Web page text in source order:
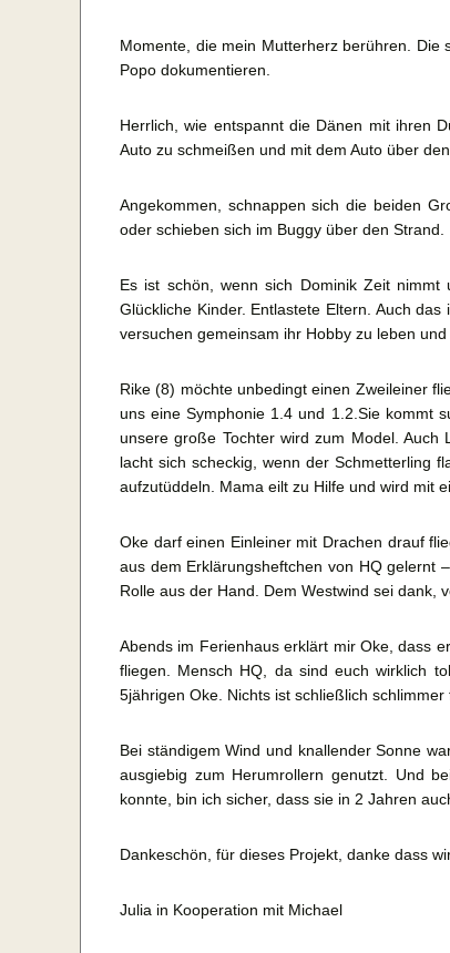
Momente, die mein Mutterherz berühren.
Popo dokumentieren.
Herrlich, wie entspannt die Dänen mit ihren
Auto zu schmeißen und mit dem Auto über
Angekommen, schnappen sich die beiden
oder schieben sich im Buggy über den Strand.
Es ist schön, wenn sich Dominik Zeit
Glückliche Kinder. Entlastete Eltern. Auch
versuchen gemeinsam ihr Hobby zu leben
Rike (8) möchte unbedingt einen Zweileiner
uns eine Symphonie 1.4 und 1.2.Sie kommt
unsere große Tochter wird zum Model.
lacht sich scheckig, wenn der Schmetterling
aufzutüddeln. Mama eilt zu Hilfe und wird mit
Oke darf einen Einleiner mit Drachen drauf
aus dem Erklärungsheftchen von HQ gelernt
Rolle aus der Hand. Dem Westwind sei dank,
Abends im Ferienhaus erklärt mir Oke, dass
fliegen. Mensch HQ, da sind euch wirklich
5jährigen Oke. Nichts ist schließlich
Bei ständigem Wind und knallender Sonne
ausgiebig zum Herumrollern genutzt. Und
konnte, bin ich sicher, dass sie in 2 Jahren
Dankeschön, für dieses Projekt, danke dass
Julia in Kooperation mit Michael